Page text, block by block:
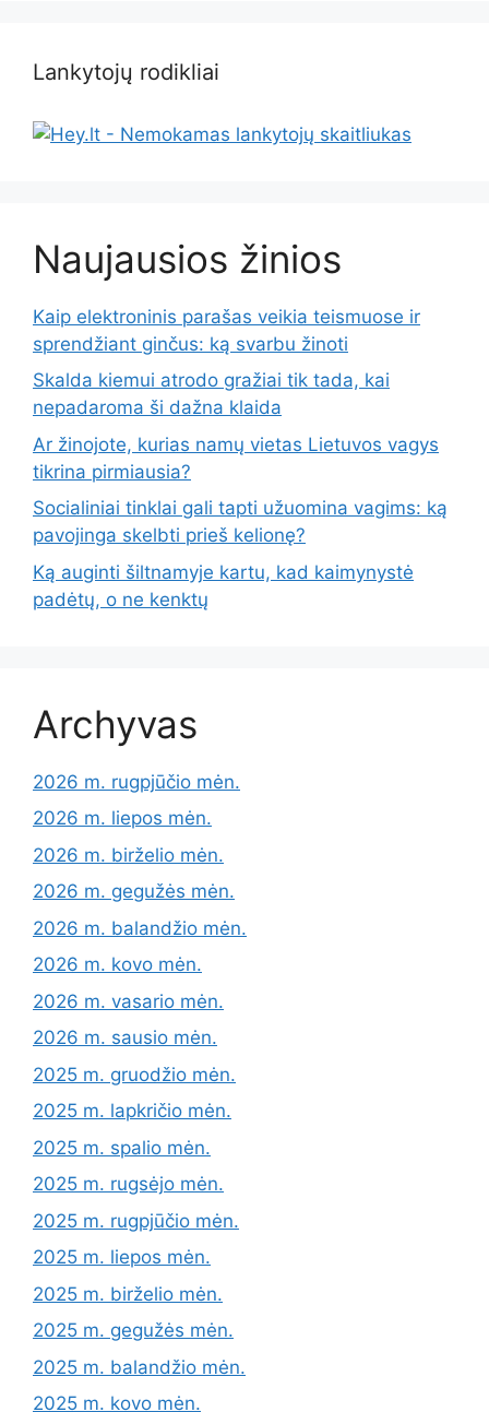
Lankytojų rodikliai
Naujausios žinios
Kaip elektroninis parašas veikia teismuose ir
sprendžiant ginčus: ką svarbu žinoti
Skalda kiemui atrodo gražiai tik tada, kai
nepadaroma ši dažna klaida
Ar žinojote, kurias namų vietas Lietuvos vagys
tikrina pirmiausia?
Socialiniai tinklai gali tapti užuomina vagims: ką
pavojinga skelbti prieš kelionę?
Ką auginti šiltnamyje kartu, kad kaimynystė
padėtų, o ne kenktų
Archyvas
2026 m. rugpjūčio mėn.
2026 m. liepos mėn.
2026 m. birželio mėn.
2026 m. gegužės mėn.
2026 m. balandžio mėn.
2026 m. kovo mėn.
2026 m. vasario mėn.
2026 m. sausio mėn.
2025 m. gruodžio mėn.
2025 m. lapkričio mėn.
2025 m. spalio mėn.
2025 m. rugsėjo mėn.
2025 m. rugpjūčio mėn.
2025 m. liepos mėn.
2025 m. birželio mėn.
2025 m. gegužės mėn.
2025 m. balandžio mėn.
2025 m. kovo mėn.